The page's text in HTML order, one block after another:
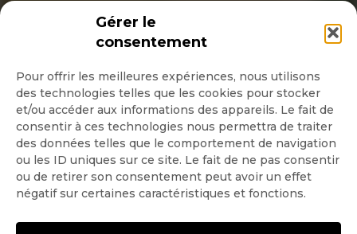
Gérer le
consentement
Pour offrir les meilleures expériences, nous utilisons
des technologies telles que les cookies pour stocker
et/ou accéder aux informations des appareils. Le fait de
consentir à ces technologies nous permettra de traiter
des données telles que le comportement de navigation
ou les ID uniques sur ce site. Le fait de ne pas consentir
ou de retirer son consentement peut avoir un effet
négatif sur certaines caractéristiques et fonctions.
INSCRIPTION NEWSLETTER
Quotidienne
Hebdo
OK